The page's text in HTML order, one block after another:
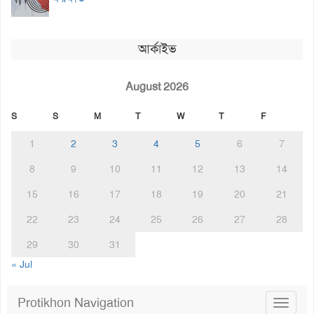
আর্কাইভ
August 2026
S S M T W T F
1 2 3 4 5 6
7
8
9 10 11 12 13
14
15
16 17 18 19 20
21
22
23 24 25 26 27
28
29
30
31
« Jul
Toggle
Protikhon Navigation